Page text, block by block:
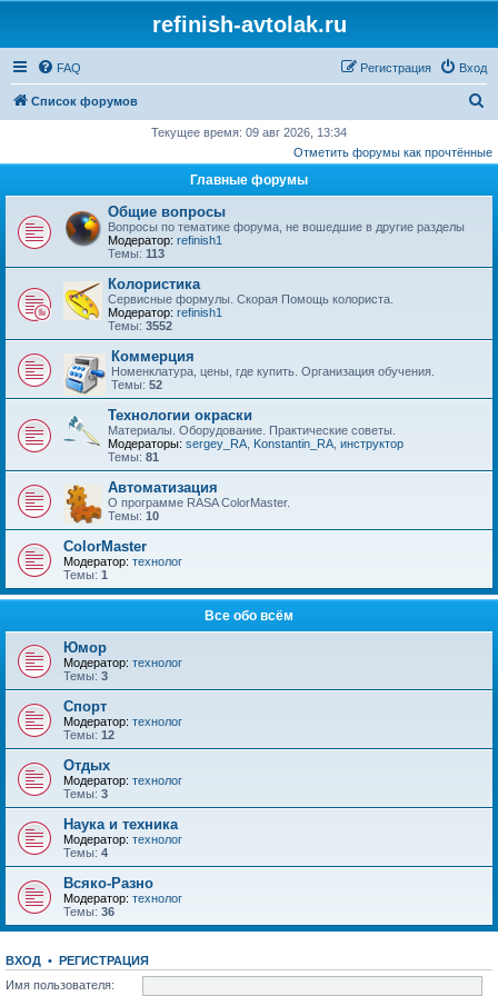
refinish-avtolak.ru
FAQ Вход
Регистрация
Список форумов
и
Текущее время: 09 авг 2026, 13:34
Отметить форумы как прочтённые
Главные форумы
Общие вопросы
Вопросы по тематике форума, не вошедшие в другие разделы
Модератор: refinish1
Темы: 113
Колористика
Сервисные формулы. Скорая Помощь колориста.
Модератор: refinish1
Темы: 3552
Коммерция
Номенклатура, цены, где купить. Организация обучения.
Темы: 52
Технологии окраски
Материалы. Оборудование. Практические советы.
Модераторы: sergey_RA Konstantin_RA инструктор
Темы: 81
Автоматизация
О программе RASA ColorMaster.
Темы: 10
ColorMaster
Модератор: технолог
Темы: 1
Все обо всём
Юмор
Модератор: технолог
Темы: 3
Спорт
Модератор: технолог
Темы: 12
Отдых
Модератор: технолог
Темы: 3
Наука и техника
Модератор: технолог
Темы: 4
Всяко-Разно
Модератор: технолог
Темы: 36
ВХОД • РЕГИСТРАЦИЯ
Имя пользователя: